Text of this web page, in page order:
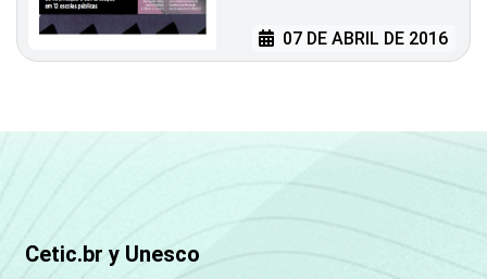
07 DE ABRIL DE 2016
Cetic.br y Unesco